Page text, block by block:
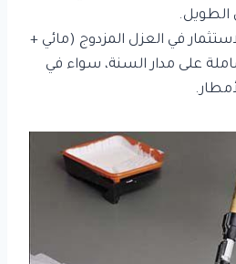
الطويل.
في العزل المزدوج (مائي +
على مدار السنة، سواء في